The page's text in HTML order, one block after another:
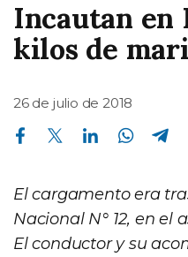
Nación
Incautan en
kilos de
26 de julio de 2018
Compartir en Facebook Compartir en Twitter Compartir en Linkedin Compartir en Whatsapp
El cargamento era
Nacional N° 12, en el
El conductor y su